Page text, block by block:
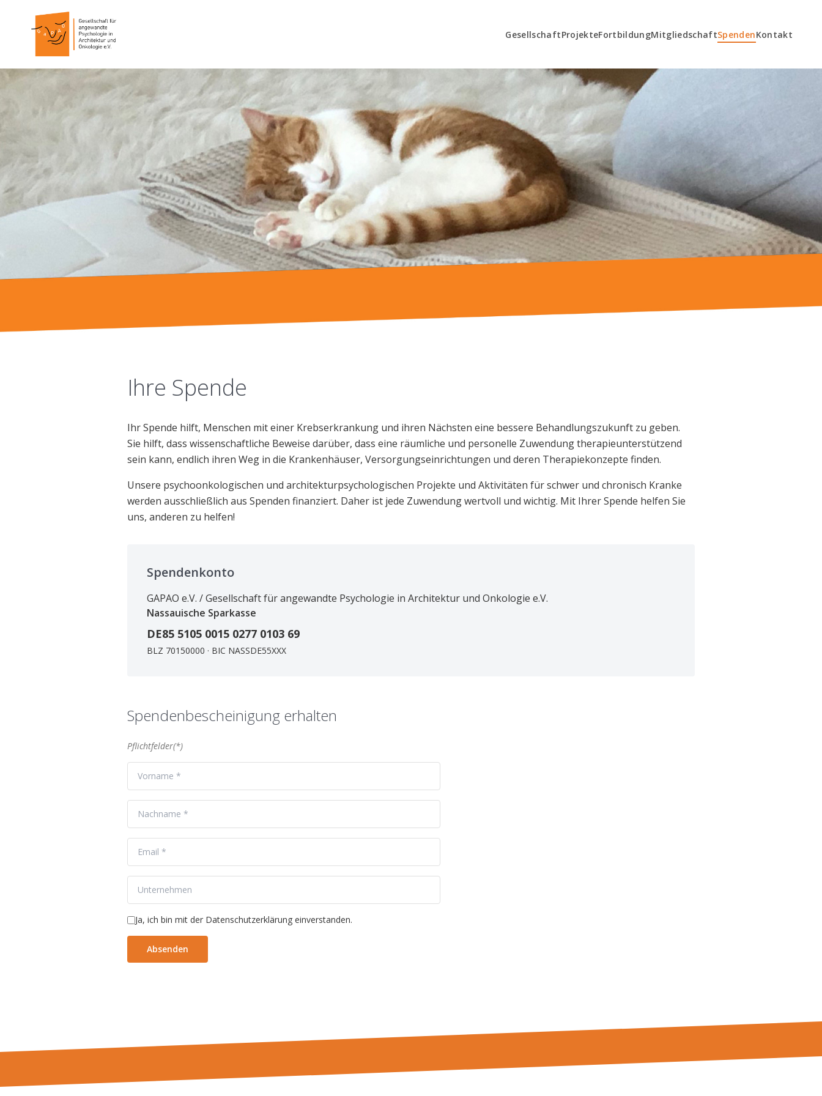
GesellschaftProjekteFortbildungMitgliedschaftSpendenKontakt
Ihre Spende
Ihr Spende hilft, Menschen mit einer Krebserkrankung und ihren Nächsten eine bessere Behandlungszukunft zu geben.
Sie hilft, dass wissenschaftliche Beweise darüber, dass eine räumliche und personelle Zuwendung therapieunterstützend
sein kann, endlich ihren Weg in die Krankenhäuser, Versorgungseinrichtungen und deren Therapiekonzepte finden.
Unsere psychoonkologischen und architekturpsychologischen Projekte und Aktivitäten für schwer und chronisch Kranke
werden ausschließlich aus Spenden finanziert. Daher ist jede Zuwendung wertvoll und wichtig. Mit Ihrer Spende helfen Sie
uns, anderen zu helfen!
Spendenkonto
GAPAO e.V. / Gesellschaft für angewandte Psychologie in Architektur und Onkologie e.V.
Nassauische Sparkasse
DE85 5105 0015 0277 0103 69
BLZ 70150000 · BIC NASSDE55XXX
Spendenbescheinigung erhalten
Pflichtfelder(*)
Ja, ich bin mit der Datenschutzerklärung einverstanden.
Absenden